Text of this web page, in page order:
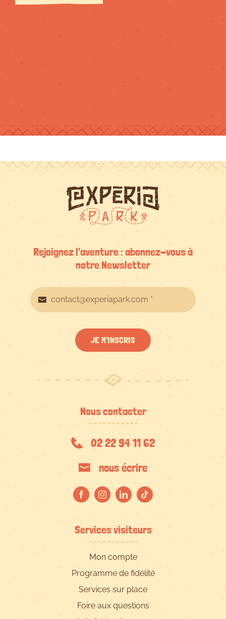
chacun trouve
recommande !
Rejoignez l'aventure : abonnez-vous à
notre Newsletter
JE M'INSCRIS
Nous contacter
02 22 94 11 62
nous écrire
Services visiteurs
Mon compte
Programme de fidélité
Services sur place
Foire aux questions